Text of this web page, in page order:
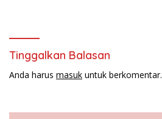
Tinggalkan Balasan
Anda harus masuk untuk berkomentar.